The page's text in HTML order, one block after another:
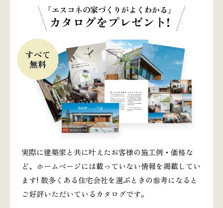
「エスコネの家づくりがよくわかる」
カタログをプレゼント!
実際に建築家と共に叶えたお客様の施工例・価格な
ど、ホームページには載っていない情報を掲載してい
ます! 数多くある住宅会社を選ぶときの参考になると
ご好評いただいているカタログです。